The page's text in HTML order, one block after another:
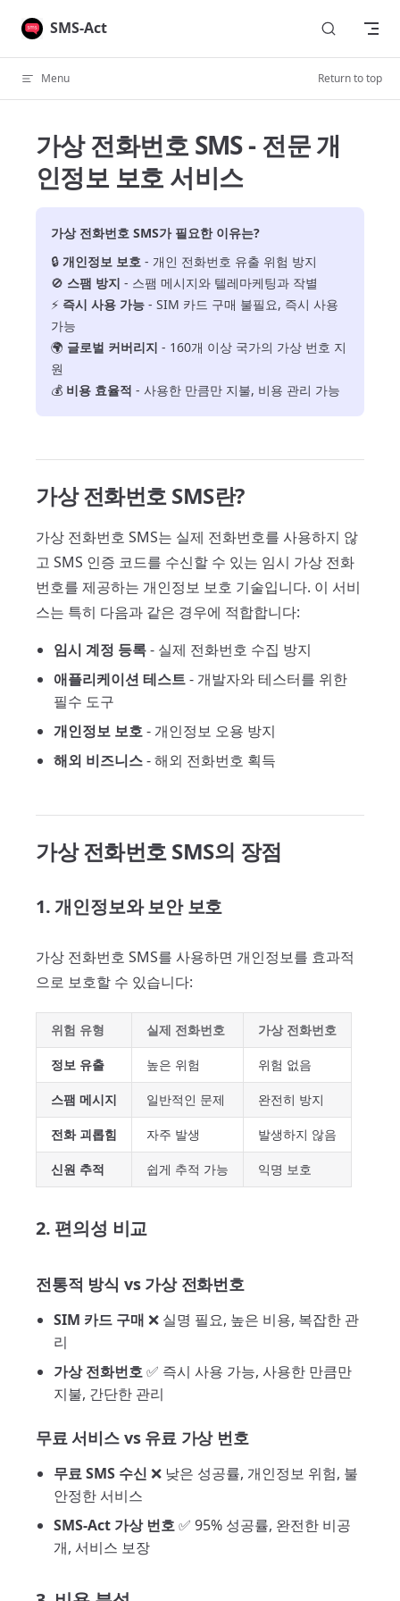
Skip to content
SMS-Act
Menu Return to top
가상 전화번호 SMS - 전문 개
인정보 보호 서비스
가상 전화번호 SMS가 필요한 이유는?
🔒 개인정보 보호 - 개인 전화번호 유출 위험 방지
🚫 스팸 방지 - 스팸 메시지와 텔레마케팅과 작별
⚡ 즉시 사용 가능 - SIM 카드 구매 불필요, 즉시 사용
가능
🌍 글로벌 커버리지 - 160개 이상 국가의 가상 번호 지
원
💰 비용 효율적 - 사용한 만큼만 지불, 비용 관리 가능
가상 전화번호 SMS란?
가상 전화번호 SMS는 실제 전화번호를 사용하지 않
고 SMS 인증 코드를 수신할 수 있는 임시 가상 전화
번호를 제공하는 개인정보 보호 기술입니다. 이 서비
스는 특히 다음과 같은 경우에 적합합니다:
임시 계정 등록- 실제 전화번호 수집 방지
애플리케이션 테스트- 개발자와 테스터를 위한
필수 도구
개인정보 보호- 개인정보 오용 방지
해외 비즈니스- 해외 전화번호 획득
가상 전화번호 SMS의 장점
1. 개인정보와 보안 보호
가상 전화번호 SMS를 사용하면 개인정보를 효과적
으로 보호할 수 있습니다:
위험 유형 실제 전화번호 가상 전화번호
정보 유출 높은 위험 위험 없음
스팸 메시지 일반적인 문제 완전히 방지
전화 괴롭힘 자주 발생 발생하지 않음
신원 추적 쉽게 추적 가능 익명 보호
2. 편의성 비교
전통적 방식 vs 가상 전화번호
SIM 카드 구매 ❌ 실명 필요, 높은 비용, 복잡한 관
리
가상 전화번호✅ 즉시 사용 가능, 사용한 만큼만
지불, 간단한 관리
무료 서비스 vs 유료 가상 번호
무료 SMS 수신 ❌ 낮은 성공률, 개인정보 위험, 불
안정한 서비스
SMS-Act 가상 번호✅ 95% 성공률, 완전한 비공
개, 서비스 보장